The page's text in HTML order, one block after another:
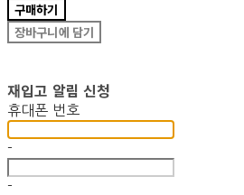
구매하기
장바구니에 담기
재입고 알림 신청
휴대폰 번호
-
-